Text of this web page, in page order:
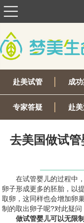
赴美试管 成功
专家答疑 赴
去美国做试
在试管婴儿的过程中
卵子形成更多的胚胎，以
取卵，这同样也会增加卵
制的取出卵子呢?对此疑问
做试管婴儿可以无限